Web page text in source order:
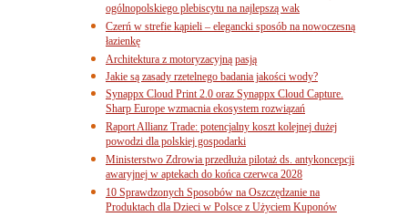
ogólnopolskiego plebiscytu na najlepszą wak
Czerń w strefie kąpieli – elegancki sposób na nowoczesną
łazienkę
Architektura z motoryzacyjną pasją
Jakie są zasady rzetelnego badania jakości wody?
Synappx Cloud Print 2.0 oraz Synappx Cloud Capture.
Sharp Europe wzmacnia ekosystem rozwiązań
Raport Allianz Trade: potencjalny koszt kolejnej dużej
powodzi dla polskiej gospodarki
Ministerstwo Zdrowia przedłuża pilotaż ds. antykoncepcji
awaryjnej w aptekach do końca czerwca 2028
10 Sprawdzonych Sposobów na Oszczędzanie na
Produktach dla Dzieci w Polsce z Użyciem Kuponów